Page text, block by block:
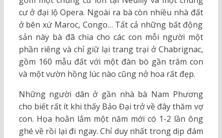
cư ở đại lộ Opera. Ngoài ra bà còn nhiều nhà đất
ở bên xứ Maroc, Congo… Tất cả những bất động
sản này bà đã chia cho các con mỗi người một
phần riêng và chỉ giữ lại trang trại ở Chabrignac,
gồm 160 mẫu đất với một đàn bò gần trăm con
và một vườn hồng lúc nào cũng nở hoa rất đẹp.
Những người dân ở gần nhà bà Nam Phương
cho biết rất ít khi thấy Bảo Đại trở về đây thăm vợ
con. Họa hoằn lắm một năm mới có 1-2 lần ông
ghé về rồi lại đi ngay. Chỉ duy nhất trong dịp đám